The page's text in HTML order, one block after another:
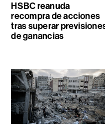
HSBC reanuda
recompra de acciones
tras superar
de ganancias